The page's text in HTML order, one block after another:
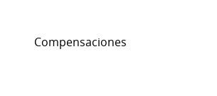
Compensaciones